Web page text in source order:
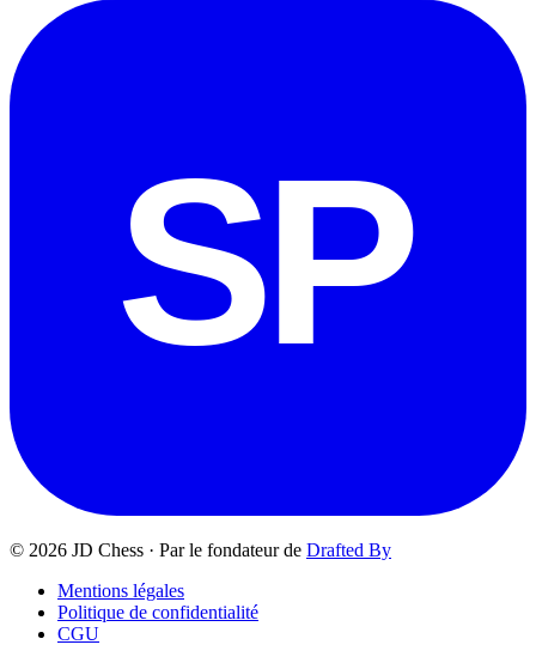
SP
© 2026 JD Chess · Par le fondateur de Drafted By
Mentions légales
Politique de confidentialité
CGU